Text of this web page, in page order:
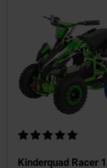
Kinderquad Racer
Kundenbewertung: